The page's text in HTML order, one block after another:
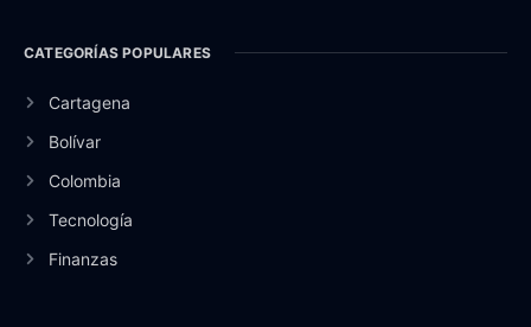
CATEGORÍAS POPULARES
Cartagena
Bolívar
Colombia
Tecnología
Finanzas